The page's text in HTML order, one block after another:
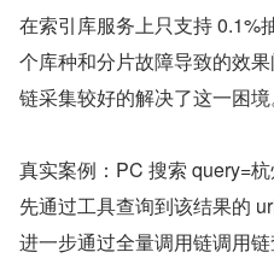
在索引库服务上只支持 0.1%
个库种和分片故障导致的效
链采集较好的解决了这一困境
真实案例：PC 搜索 query=
先通过工具查询到该结果的
进一步通过全量调用链调用